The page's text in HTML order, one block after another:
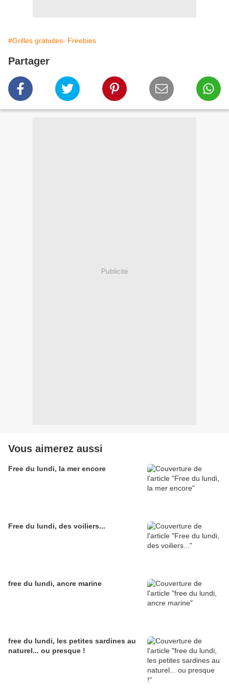
#Grilles gratuites- Freebies
Partager
Publicité
Vous aimerez aussi
Free du lundi, la mer encore
Free du lundi, des voiliers...
free du lundi, ancre marine
free du lundi, les petites sardines au
naturel... ou presque !